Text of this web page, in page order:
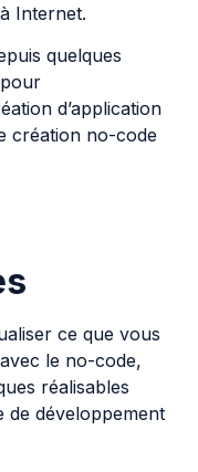
Internet.
quelques
d’application
création no-code
ce que vous
le no-code,
réalisables
de développement